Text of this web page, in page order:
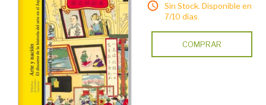
Sin Stock. Disponible en
7/10 días.
COMPRAR